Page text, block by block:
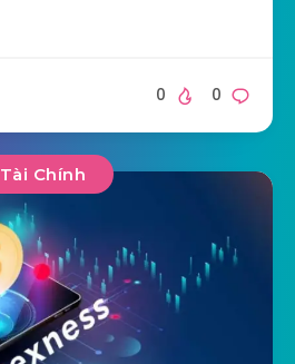
0
0
Tài Chính